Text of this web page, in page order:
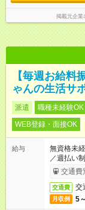
掲載元企業
【毎週お給料
ゃんの生活サ
派遣 職種未経験OK
WEB登録・面接OK
給与
無資格未
／週払い
了次第の
交通費
交通費 交
月収例 5